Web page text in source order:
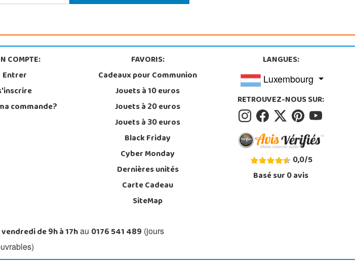
COMPTE:
Entrer
commande?
FAVORIS:
Cadeaux pour Communion
Jouets à 10 euros
Jouets à 20 euros
Jouets à 30 euros
Black Friday
Cyber Monday
Dernières unités
Carte Cadeau
SiteMap
LANGUES:
Luxembourg
RETROUVEZ-NOUS SUR:
0,0/5
Basé sur0avis
de 9h à 17hau 0176 541 489 (jours